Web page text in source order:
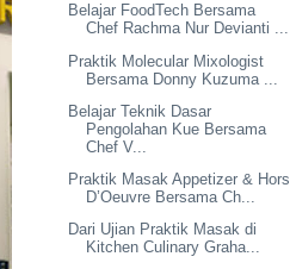
Belajar FoodTech Bersama
Chef Rachma Nur Devianti ...
Praktik Molecular Mixologist
Bersama Donny Kuzuma ...
Belajar Teknik Dasar
Pengolahan Kue Bersama
Chef V...
Praktik Masak Appetizer & Hors
D’Oeuvre Bersama Ch...
Dari Ujian Praktik Masak di
Kitchen Culinary Graha...